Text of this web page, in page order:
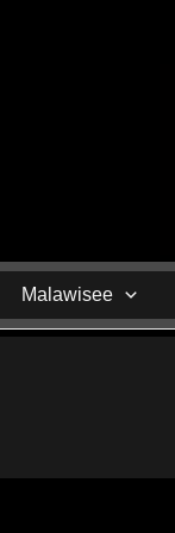
Malawisee